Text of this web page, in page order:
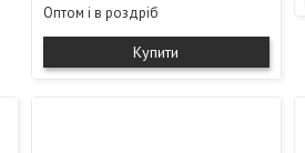
Оптом і в роздріб
Купити